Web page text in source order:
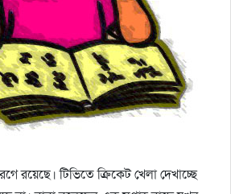
রয়েছে। টিভিতে ক্রিকেট খেলা দেখাচ্ছে